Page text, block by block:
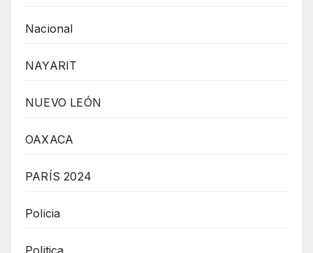
Nacional
NAYARIT
NUEVO LEÓN
OAXACA
PARÍS 2024
Policia